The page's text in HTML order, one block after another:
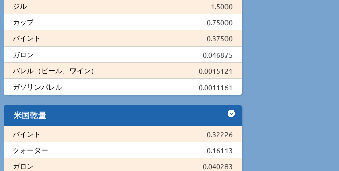
ジル
1.5000
カップ
0.75000
パイント
0.37500
ガロン
0.046875
バレル（ビール、ワイン）
0.0015121
ガソリンバレル
0.0011161
米国乾量
パイント
0.32226
クォーター
0.16113
ガロン
0.040283